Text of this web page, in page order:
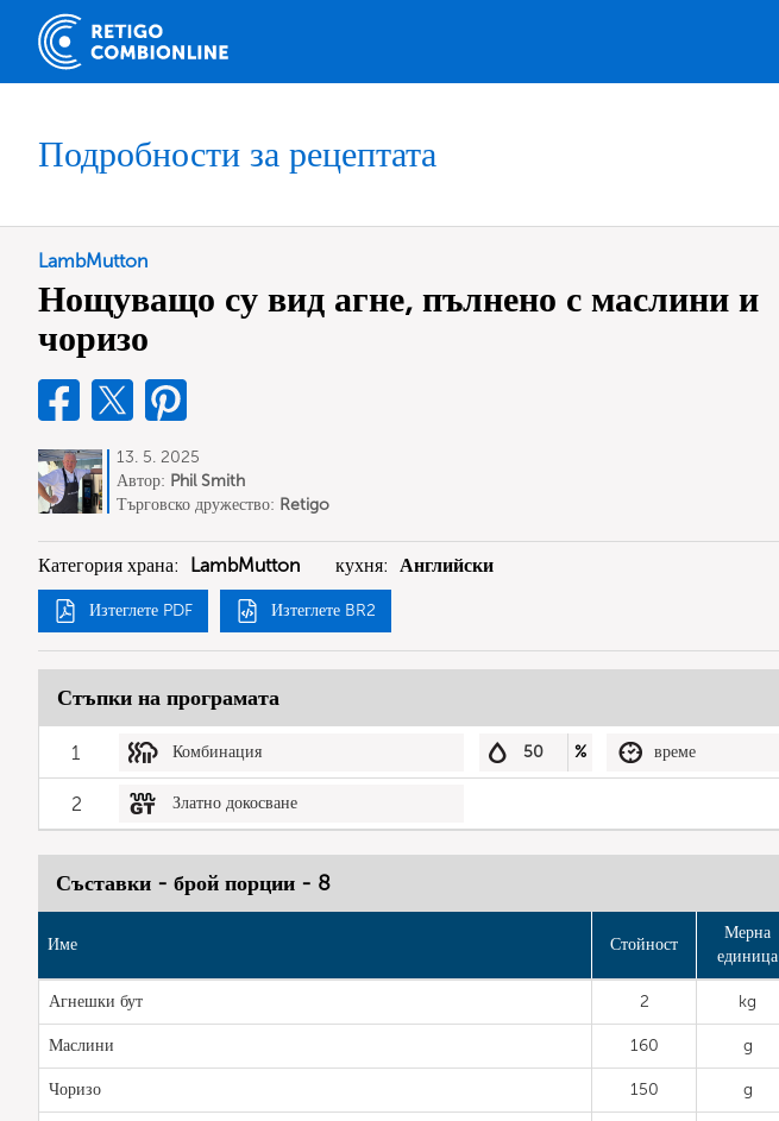
Подробности за рецептата
LambMutton
Нощуващо су вид агне, пълнено с маслини и
чоризо
13. 5. 2025
Автор: Phil Smith
Търговско дружество: Retigo
Категория храна: LambMutton кухня: Английски
Изтеглете PDF Изтеглете BR2
Стъпки на програмата
1 Комбинация 50 % време
2 Златно докосване
Съставки - брой порции - 8
Име Стойност
Мерна
единица
Агнешки бут 2 kg
Маслини 160 g
Чоризо 150 g